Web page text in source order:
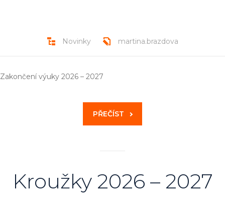
Novinky martina.brazdova
Zakončení výuky 2026 – 2027
PŘEČÍST
Kroužky 2026 – 2027